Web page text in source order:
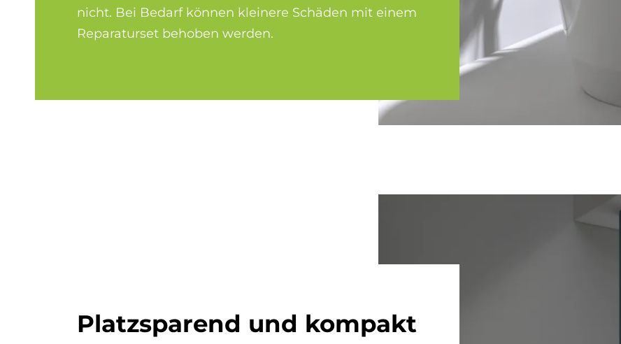
nicht. Bei Bedarf können kleinere Schäden mit einem
Reparaturset behoben werden.
Platz­spa­rend und kom­pakt